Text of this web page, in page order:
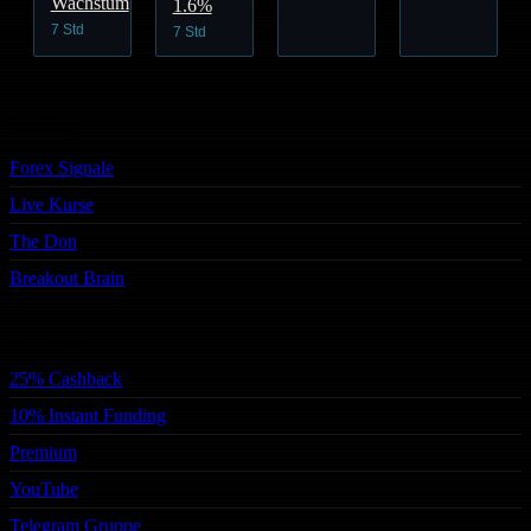
7 Std
1.6%
7 Std
Forex Signale
Live Kurse
The Don
Breakout Brain
25% Cashback
10% Instant Funding
Premium
YouTube
Telegram Gruppe